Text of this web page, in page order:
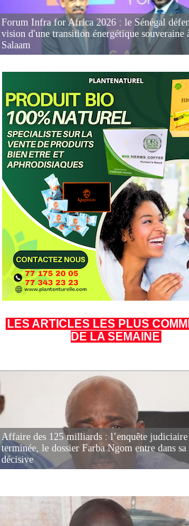
Forum Infra for Africa 2026 : le Sénégal
vision d'une transition énergétique souveraine
Salaam
LES ARTICLES LES PLUS
DE LA SEMAINE
Affaire des 125 milliards : l’enquête judiciaire
terminée, le dossier Farba Ngom entre dans sa
décisive